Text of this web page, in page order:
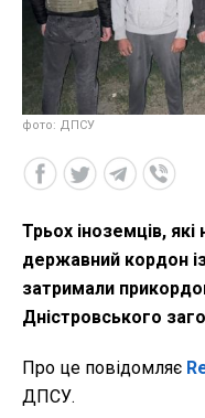
фото: ДПСУ
Трьох іноземців,
державний кордон
затримали
Дністровського
Про це повідомляє
ДПСУ.